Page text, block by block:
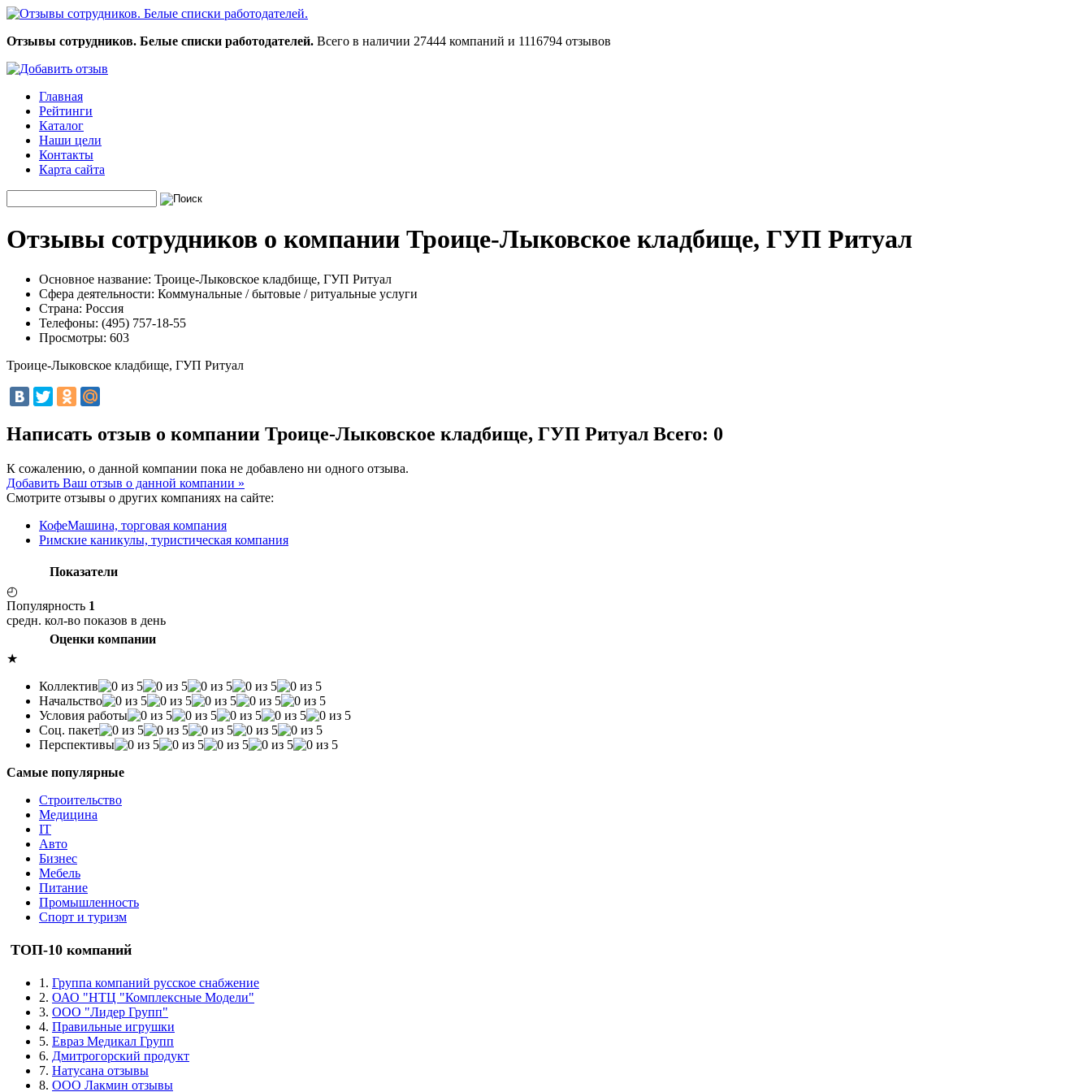
Отзывы сотрудников. Белые списки работодателей. Всего в наличии 27444 компаний и 1116794 отзывов
Главная
Рейтинги
Каталог
Наши цели
Контакты
Карта сайта
Отзывы сотрудников о компании Троице-Лыковское кладбище, ГУП Ритуал
Основное название: Троице-Лыковское кладбище, ГУП Ритуал
Сфера деятельности: Коммунальные / бытовые / ритуальные услуги
Страна: Россия
Телефоны: (495) 757-18-55
Просмотры: 603
Троице-Лыковское кладбище, ГУП Ритуал
Написать отзыв о компании Троице-Лыковское кладбище, ГУП Ритуал Всего: 0
К сожалению, о данной компании пока не добавлено ни одного отзыва.
Добавить Ваш отзыв о данной компании »
Смотрите отзывы о других компаниях на сайте:
КофеМашина, торговая компания
Римские каникулы, туристическая компания
Показатели
◴
Популярность 1
средн. кол-во показов в день
Оценки компании
★
Коллектив
Начальство
Условия работы
Соц. пакет
Перспективы
Самые популярные
Строительство
Медицина
IT
Авто
Бизнес
Мебель
Питание
Промышленность
Спорт и туризм
ТОП-10 компаний
1. Группа компаний русское снабжение
2. ОАО "НТЦ "Комплексные Модели"
3. ООО "Лидер Групп"
4. Правильные игрушки
5. Евраз Медикал Групп
6. Дмитрогорский продукт
7. Натусана отзывы
8. ООО Лакмин отзывы